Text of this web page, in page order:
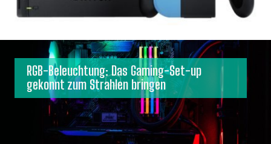
RGB-Beleuchtung: Das Gaming-Set-up
gekonnt zum Strahlen bringen